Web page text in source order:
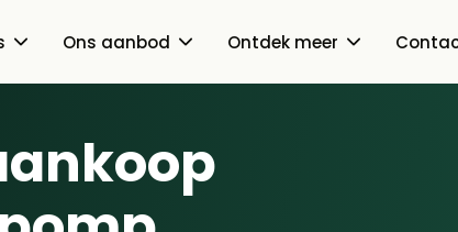
Ons aanbod Ontdek meer